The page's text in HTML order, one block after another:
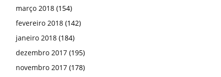
março 2018 (154)
fevereiro 2018 (142)
janeiro 2018 (184)
dezembro 2017 (195)
novembro 2017 (178)